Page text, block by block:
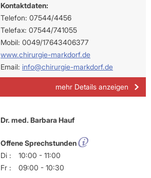
Kontaktdaten:
Telefon: 07544/4456
Telefax: 07544/741055
Mobil: 0049/17643406377
www.chirurgie-markdorf.de
Email: info@chirurgie-markdorf.de
mehr Details anzeigen
Dr. med. Barbara Hauf
Offene Sprechstunden
Di :
10:00 - 11:00
Fr :
09:00 - 10:30